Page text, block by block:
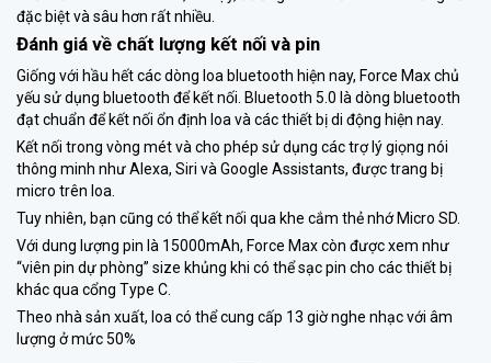
đặc biệt và sâu hơn rất nhiều.
Đánh giá về chất lượng kết nối và pin
Giống với hầu hết các dòng loa bluetooth hiện nay, Force Max chủ
yếu sử dụng bluetooth để kết nối. Bluetooth 5.0 là dòng bluetooth
đạt chuẩn để kết nối ổn định loa và các thiết bị di động hiện nay.
Kết nối trong vòng mét và cho phép sử dụng các trợ lý giọng nói
thông minh như Alexa, Siri và Google Assistants, được trang bị
micro trên loa.
Tuy nhiên, bạn cũng có thể kết nối qua khe cắm thẻ nhớ Micro SD.
Với dung lượng pin là 15000mAh, Force Max còn được xem như
“viên pin dự phòng” size khủng khi có thể sạc pin cho các thiết bị
khác qua cổng Type C.
Theo nhà sản xuất, loa có thể cung cấp 13 giờ nghe nhạc với âm
lượng ở mức 50%